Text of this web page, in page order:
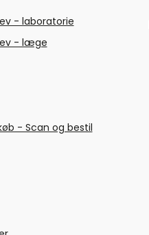
- laboratorie
- læge
- Scan og bestil